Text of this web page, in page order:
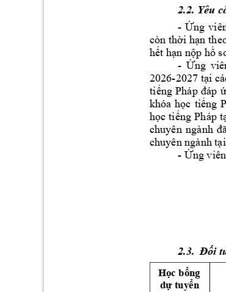
2.2. Yêu c
- Ứng
còn thời hạn
hết hạn nộp hồ
- Ứng
2026-2027 tại
tiếng Pháp đáp ứ
khóa học tiếng
học tiếng Pháp t
chuyên ngành đ
chuyên ngành tạ
- Ứng
2.3. Đối
Học bổng
dự tuyển